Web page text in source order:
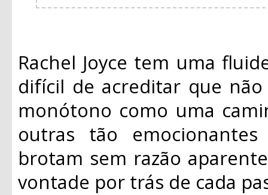
Rachel Joyce tem uma
difícil de acreditar que
monótono como uma
outras tão
brotam sem razão
vontade por trás de cada